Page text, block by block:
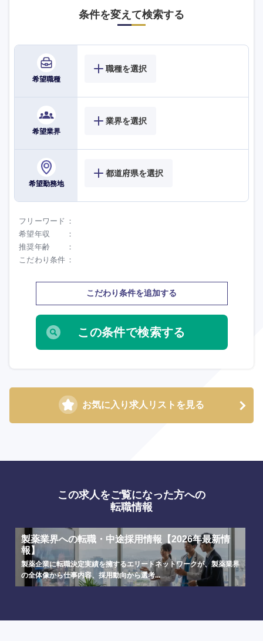
条件を変えて検索する
希望職種
職種を選択
希望業界
業界を選択
希望勤務地
都道府県を選択
フリーワード
希望年収
推奨年齢
こだわり条件
こだわり条件を追加する
お気に入り求人リストを見る
大分県
鹿児島県 沖縄県
この求人をご覧になった方への
転職情報
製薬業界への転職・中途採用情報【2026年最新情
報】
製薬企業に転職決定実績を擁するエリートネットワークが、製薬業界
の全体像から仕事内容、採用動向から選考...